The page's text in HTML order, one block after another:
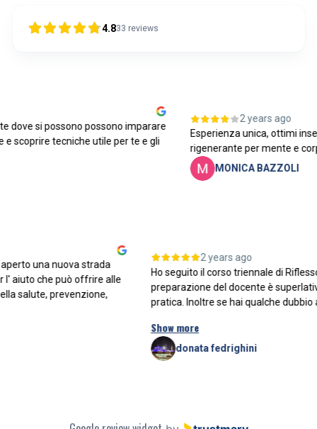
4.833 reviews
si possono possono imparare
tecniche utile per te e gli
2 years ago
Esperienza unica, ottimi
rigenerante per mente e corpo.
MONICA BAZZOLI
2 years ago
Ho seguito il corso triennale di
preparazione del docente è
pratica. Inoltre se hai qualche
Show more
donata fedrighini
aperto una nuova strada
per l' aiuto che può offrire alle
della salute, prevenzione,